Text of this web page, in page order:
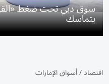
سوق دبي تحت ضغط
يتماسك
اقتصاد/أسواق الإمارات